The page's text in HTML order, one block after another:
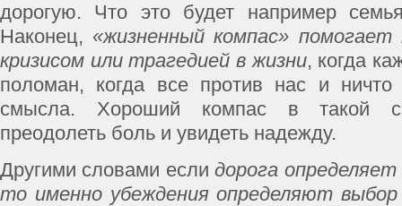
дорогую. Что это будет например
Наконец, «жизненный компас»
кризисом или трагедией в жизни, когда
поломан, когда все против нас и
смысла. Хороший компас в такой
преодолеть боль и увидеть надежду.
Другими словами еслидорога
то именно убеждения определяют